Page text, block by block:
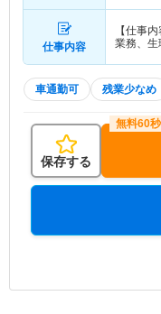
仕事内容
【仕事
業務、
車通勤可 残業少なめ
保存する